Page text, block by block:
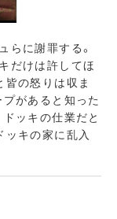
らに謝罪する。
だけは許してほ
皆の怒りは収ま
があると知った
ッキの仕業だと
ッキの家に乱入